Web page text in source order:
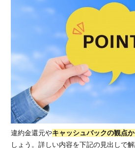
違約金還元やキャッシュバックの観点
しょう。詳しい内容を下記の見出しで解